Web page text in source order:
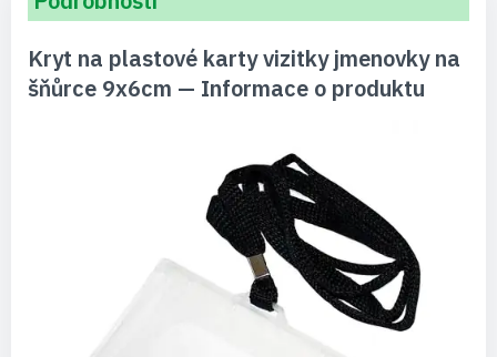
Kryt na plastové karty vizitky jmenovky na
šňůrce 9x6cm — Informace o produktu